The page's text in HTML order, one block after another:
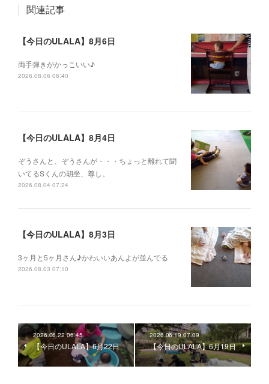
関連記事
【今日のULALA】8月6日
両手弾きがかっこいい♪
2026.08.06 06:40
【今日のULALA】8月4日
ぞうさんと、ぞうさんが・・・ちょっと離れて聞
いてるSくんの胡坐、尊し。
2026.08.04 07:24
【今日のULALA】8月3日
3ヶ月と5ヶ月さん♪かわいいあんよが並んでる
2026.08.03 07:10
2026.06.22 06:45
【今日のULALA】6月22日
2026.06.19 07:09
【今日のULALA】6月19日